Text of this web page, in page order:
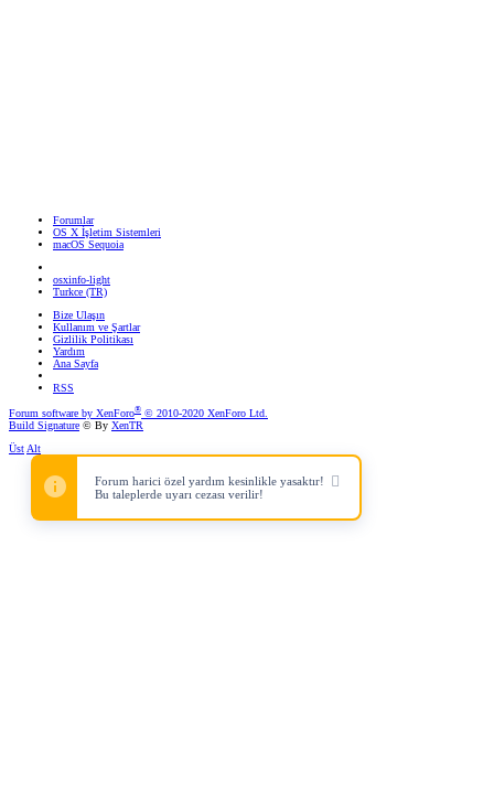
Forumlar
OS X İşletim Sistemleri
macOS Sequoia
osxinfo-light
Turkce (TR)
Bize Ulaşın
Kullanım ve Şartlar
Gizlilik Politikası
Yardım
Ana Sayfa
RSS
Forum software by XenForo® © 2010-2020 XenForo Ltd.
Build Signature © By XenTR
ÜstAlt
Forum harici özel yardım kesinlikle yasaktır!
Bu taleplerde uyarı cezası verilir!